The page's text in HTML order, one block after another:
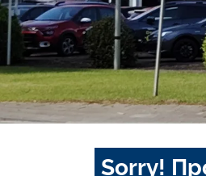
Sorry!